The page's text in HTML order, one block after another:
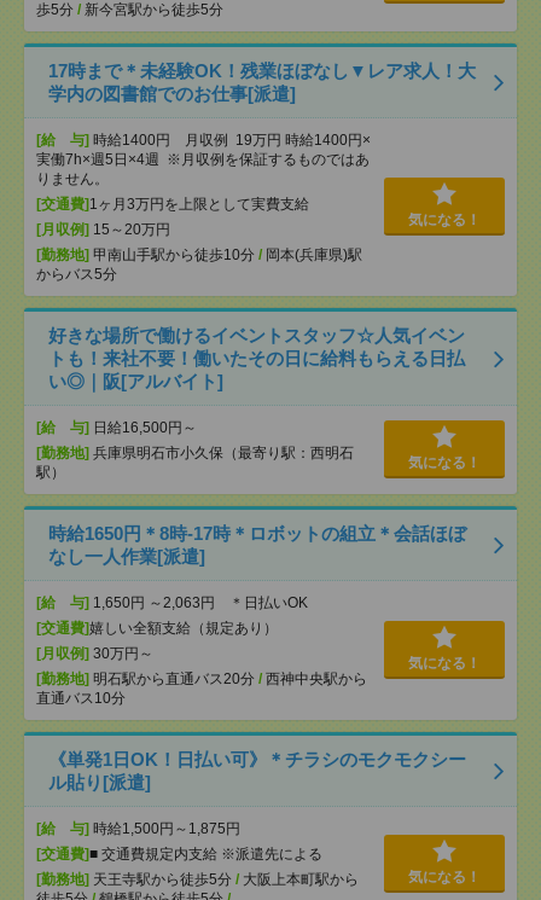
歩5分 / 新今宮駅から徒歩5分
17時まで＊未経験OK！残業ほぼなし▼レア求人！大
学内の図書館でのお仕事[派遣]
[給 与] 時給1400円 月収例 19万円 時給1400円×
実働7h×週5日×4週 ※月収例を保証するものではあ
りません。
[交通費] 1ヶ月3万円を上限として実費支給
[月収例] 15～20万円
[勤務地] 甲南山手駅から徒歩10分 / 岡本(兵庫県)駅
からバス5分
気になる！
好きな場所で働けるイベントスタッフ☆人気イベン
トも！来社不要！働いたその日に給料もらえる日払
い◎｜阪[アルバイト]
[給 与] 日給16,500円～
[勤務地] 兵庫県明石市小久保（最寄り駅：西明石
駅）
気になる！
時給1650円＊8時-17時＊ロボットの組立＊会話ほぼ
なし一人作業[派遣]
[給 与] 1,650円 ～2,063円 ＊日払いOK
[交通費]嬉しい全額支給（規定あり）
[月収例] 30万円～
[勤務地] 明石駅から直通バス20分 / 西神中央駅から
直通バス10分
気になる！
《単発1日OK！日払い可》＊チラシのモクモクシー
ル貼り[派遣]
[給 与] 時給1,500円～1,875円
[交通費]■ 交通費規定内支給 ※派遣先による
[勤務地] 天王寺駅から徒歩5分 / 大阪上本町駅から
気になる！